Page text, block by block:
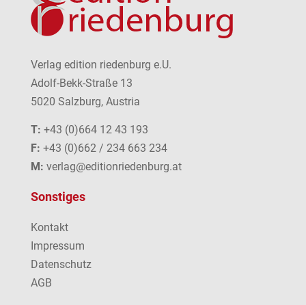
Verlag edition riedenburg e.U.
Adolf-Bekk-Straße 13
5020 Salzburg, Austria
T: +43 (0)664 12 43 193
F: +43 (0)662 / 234 663 234
M: verlag@editionriedenburg.at
Sonstiges
Kontakt
Impressum
Datenschutz
AGB